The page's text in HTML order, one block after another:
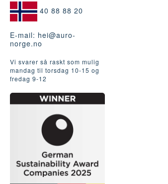
40 88 88 20
E-mail: hei@auro-
norge.no
Vi svarer så raskt som mulig
mandag til torsdag 10-15 og
fredag ​​9-12